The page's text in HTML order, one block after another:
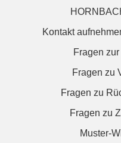
Kontakt
Fragen
Fragen zu
Fragen zu
Fragen zu
Muster-